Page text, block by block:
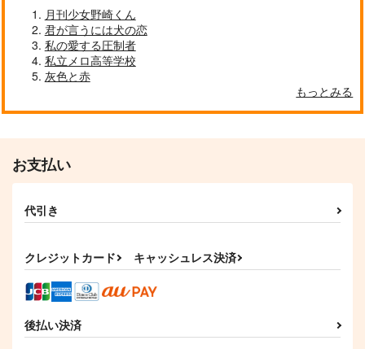
作品詳細
LOVE！
むちゅう。
1,572円（税込）
孫悟空×チチ
サンプル
４人のフィアンセとハ
Libyan
カイザー×潔世一
ちかくて とおくて
787円（税込）
月刊少女野崎くん
君が言うには犬の恋
私の愛する圧制者
私立メロ高等学校
灰色と赤
もっとみる
お支払い
代引き
クレジットカード キャッシュレス決済
後払い決済